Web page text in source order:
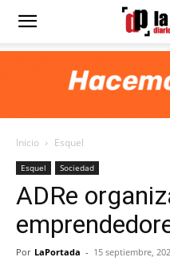
Diario
Portada
Inicio Esquel
Esquel Sociedad
ADRe
Por LaPortada - 15 septiembre,